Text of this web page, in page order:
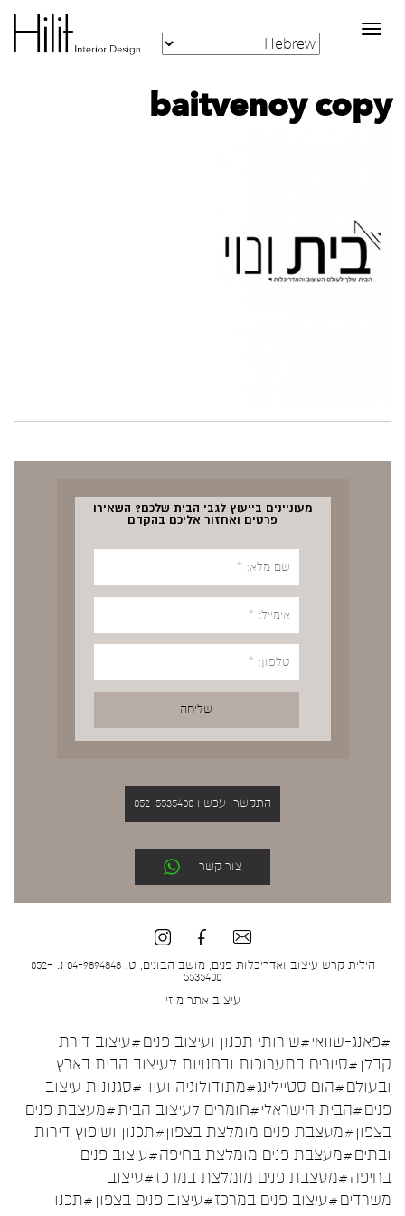
Toggle
navigation
baitvenoy copy
מעוניינים בייעוץ לגבי הבית שלכם? השאירו
פרטים ואחזור אליכם בהקדם
התקשרו עכשיו 052-5535400
צור קשר
הילית קרש עיצוב ואדריכלות פנים, מושב הבונים, ט: 04-9894848 נ: 052-
5535400
עיצוב אתר מוזי
#פאנג-שוואי#שירותי תכנון ועיצוב פנים#עיצוב דירת
קבלן #סיורים בתערוכות ובחנויות לעיצוב הבית בארץ
ובעולם#הום סטיילינג#מתודולוגיה ועיון #סגנונות עיצוב
פנים#הבית הישראלי#חומרים לעיצוב הבית#מעצבת פנים
בצפון #מעצבת פנים מומלצת בצפון#תכנון ושיפוץ דירות
ובתים#מעצבת פנים מומלצת בחיפה#עיצוב פנים
בחיפה#מעצבת פנים מומלצת במרכז#עיצוב
משרדים#עיצוב פנים במרכז#עיצוב פנים בצפון #תכנון